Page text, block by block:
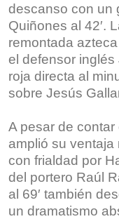
descanso con un
Quiñones al 42′.
remontada
el defensor
roja directa al
sobre Jesús
A pesar de
amplió su
con frialdad por
del portero Raúl
al 69′ también
un dramatismo